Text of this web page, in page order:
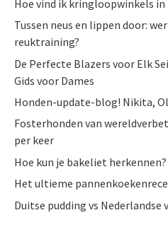
Hoe vind ik kringloopwinkels in
Tussen neus en lippen door:
reuktraining?
De Perfecte Blazers voor Elk
Gids voor Dames
Honden-update-blog! Nikita,
Fosterhonden van
per keer
Hoe kun je bakeliet
Het ultieme
Duitse pudding vs Nederlandse